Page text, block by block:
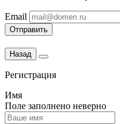
Email
Отправить
Назад
Регистрация
Имя
Поле заполнено неверно